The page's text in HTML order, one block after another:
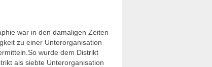
war in den damaligen Zeiten
zu einer Unterorganisation
wurde dem Distrikt
als siebte Unterorganisation